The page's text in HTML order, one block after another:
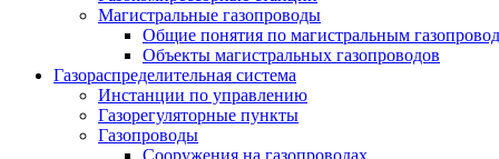
Магистральные газопроводы
Общие понятия по магистральным
Объекты магистральных газопроводов
Газораспределительная система
Инстанции по управлению
Газорегуляторные пункты
Газопроводы
Сооружения на газопроводах